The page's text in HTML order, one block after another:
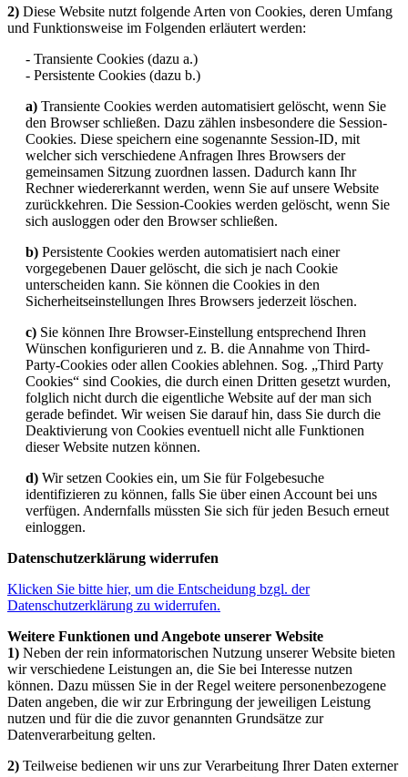
2) Diese Website nutzt folgende Arten von Cookies, deren Umfang
und Funktionsweise im Folgenden erläutert werden:
- Transiente Cookies (dazu a.)
- Persistente Cookies (dazu b.)
a) Transiente Cookies werden automatisiert gelöscht, wenn Sie
den Browser schließen. Dazu zählen insbesondere die Session-
Cookies. Diese speichern eine sogenannte Session-ID, mit
welcher sich verschiedene Anfragen Ihres Browsers der
gemeinsamen Sitzung zuordnen lassen. Dadurch kann Ihr
Rechner wiedererkannt werden, wenn Sie auf unsere Website
zurückkehren. Die Session-Cookies werden gelöscht, wenn Sie
sich ausloggen oder den Browser schließen.
b) Persistente Cookies werden automatisiert nach einer
vorgegebenen Dauer gelöscht, die sich je nach Cookie
unterscheiden kann. Sie können die Cookies in den
Sicherheitseinstellungen Ihres Browsers jederzeit löschen.
c) Sie können Ihre Browser-Einstellung entsprechend Ihren
Wünschen konfigurieren und z. B. die Annahme von Third-
Party-Cookies oder allen Cookies ablehnen. Sog. „Third Party
Cookies“ sind Cookies, die durch einen Dritten gesetzt wurden,
folglich nicht durch die eigentliche Website auf der man sich
gerade befindet. Wir weisen Sie darauf hin, dass Sie durch die
Deaktivierung von Cookies eventuell nicht alle Funktionen
dieser Website nutzen können.
d) Wir setzen Cookies ein, um Sie für Folgebesuche
identifizieren zu können, falls Sie über einen Account bei uns
verfügen. Andernfalls müssten Sie sich für jeden Besuch erneut
einloggen.
Datenschutzerklärung widerrufen
Klicken Sie bitte hier, um die Entscheidung bzgl. der
Datenschutzerklärung zu widerrufen.
Weitere Funktionen und Angebote unserer Website
1) Neben der rein informatorischen Nutzung unserer Website bieten
wir verschiedene Leistungen an, die Sie bei Interesse nutzen
können. Dazu müssen Sie in der Regel weitere personenbezogene
Daten angeben, die wir zur Erbringung der jeweiligen Leistung
nutzen und für die die zuvor genannten Grundsätze zur
Datenverarbeitung gelten.
2) Teilweise bedienen wir uns zur Verarbeitung Ihrer Daten externer